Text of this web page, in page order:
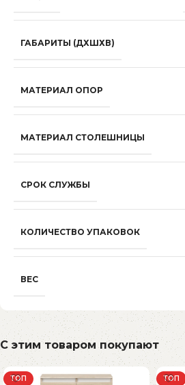
ГАБАРИТЫ (ДХШХВ)
МАТЕРИАЛ ОПОР
МАТЕРИАЛ СТОЛЕШНИЦЫ
СРОК СЛУЖБЫ
КОЛИЧЕСТВО УПАКОВОК
ВЕС
С этим товаром покупают
ТОП
ТОП